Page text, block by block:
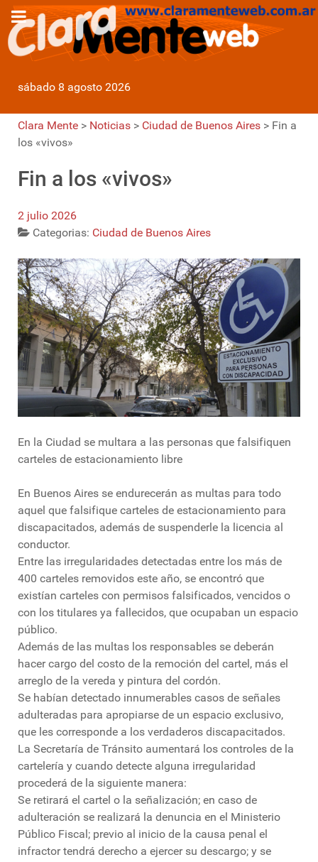
sábado 8 agosto 2026
Clara Mente > Noticias > Ciudad de Buenos Aires > Fin a
los «vivos»
Fin a los «vivos»
2 julio 2026
Categorias: Ciudad de Buenos Aires
En la Ciudad se multara a las personas que falsifiquen
carteles de estacionamiento libre
En Buenos Aires se endurecerán as multas para todo
aquel que falsifique carteles de estacionamiento para
discapacitados, además de suspenderle la licencia al
conductor.
Entre las irregularidades detectadas entre los más de
400 carteles removidos este año, se encontró que
existían carteles con permisos falsificados, vencidos o
con los titulares ya fallecidos, que ocupaban un espacio
público.
Además de las multas los responsables se deberán
hacer cargo del costo de la remoción del cartel, más el
arreglo de la vereda y pintura del cordón.
Se habían detectado innumerables casos de señales
adulteradas para apropiarse de un espacio exclusivo,
que les corresponde a los verdaderos discapacitados.
La Secretaría de Tránsito aumentará los controles de la
cartelería y cuando detecte alguna irregularidad
procederá de la siguiente manera:
Se retirará el cartel o la señalización; en caso de
adulteración se realizará la denuncia en el Ministerio
Público Fiscal; previo al inicio de la causa penal el
infractor tendrá derecho a ejercer su descargo; y se